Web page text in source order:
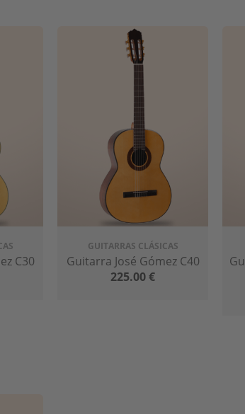
C30
GUITARRAS CLÁSICAS
Guitarra José Gómez C40
225.00€